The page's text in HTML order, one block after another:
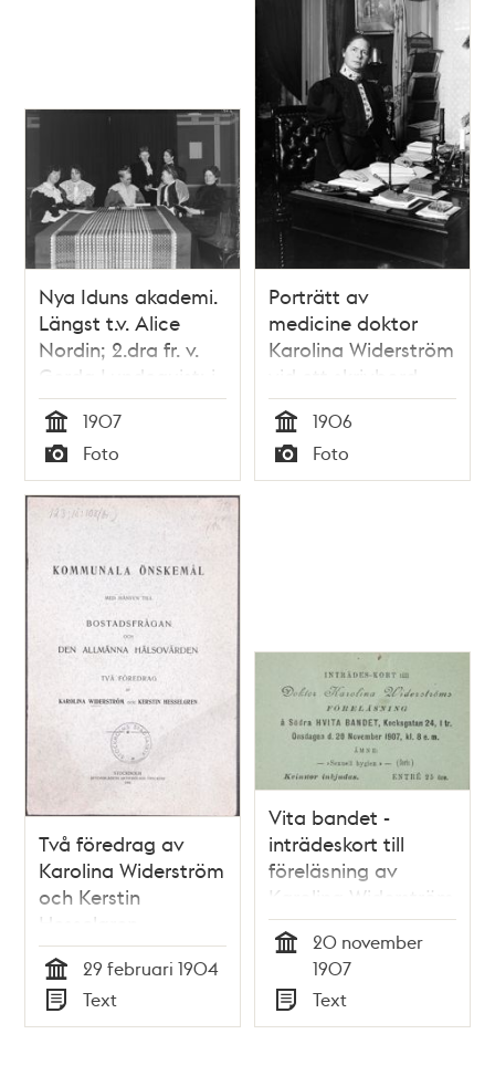
Nya Iduns akademi.
Längst t.v. Alice
Nordin; 2.dra fr. v.
Gerda Lundequist; i
mitten Agda
Montelius; stående
t.h. Karolina
Widerström
Tid
1907
Typ
Foto
Porträtt av
medicine doktor
Karolina Widerström
vid ett skrivbord.
Tid
1906
Typ
Foto
Två föredrag av
Karolina Widerström
och Kerstin
Hesselgren
Tid
29 februari 1904
Typ
Text
Vita bandet -
inträdeskort till
föreläsning av
Karolina Widerström
20 november
1907
Typ
Text